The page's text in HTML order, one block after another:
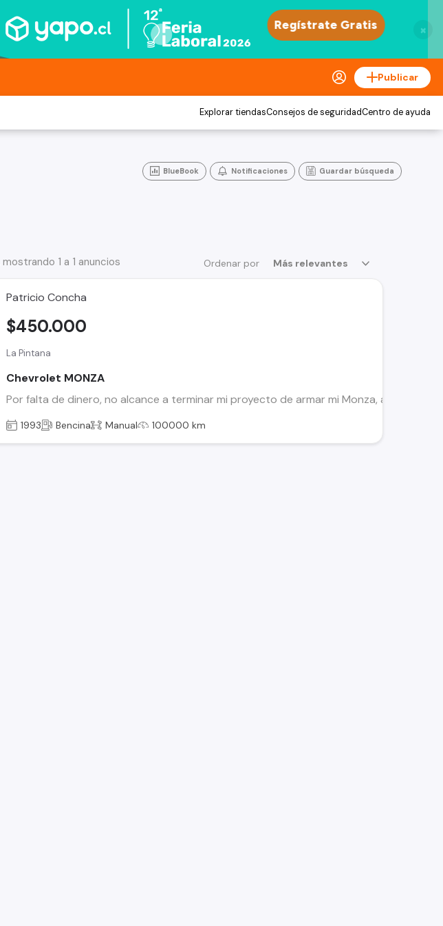
×
Publicar
Explorar tiendasConsejos de seguridadCentro de ayuda
BlueBook Notificaciones Guardar búsqueda
Ordenar por Más relevantes
1 a 1 anuncios
Patricio Concha
La Pintana
Chevrolet MONZA
Por falta de dinero, no alcance a terminar mi proyecto de armar mi Monza, algún
$450.000
1993 Bencina Manual 100000 km